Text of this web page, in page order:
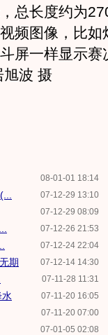
总长度约为
频图像，比如
屏一样显示赛
波 摄
08-01-01 18:14
07-12-29 13:10
07-12-29 08:09
07-12-26 21:53
07-12-24 22:04
07-12-14 14:30
期
07-11-28 11:31
07-11-20 16:05
07-11-20 07:00
07-01-05 02:08